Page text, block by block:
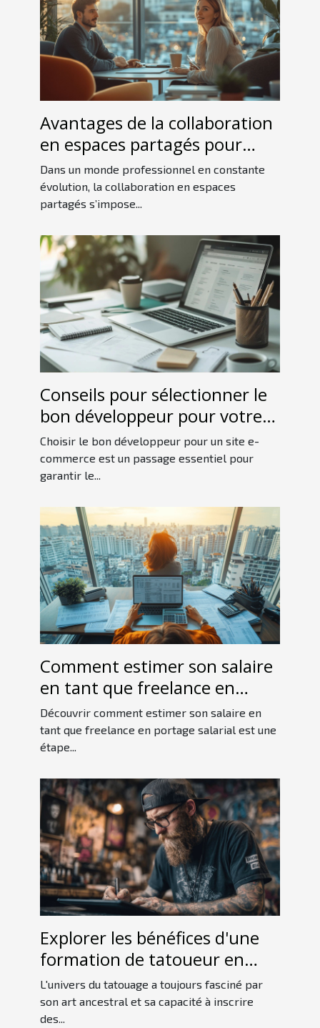
Avantages de la collaboration
en espaces partagés pour
professionnels
Dans un monde professionnel en constante
évolution, la collaboration en espaces
partagés s’impose...
Conseils pour sélectionner le
bon développeur pour votre
site e-commerce
Choisir le bon développeur pour un site e-
commerce est un passage essentiel pour
garantir le...
Comment estimer son salaire
en tant que freelance en
portage salarial
Découvrir comment estimer son salaire en
tant que freelance en portage salarial est une
étape...
Explorer les bénéfices d'une
formation de tatoueur en
ligne
L'univers du tatouage a toujours fasciné par
son art ancestral et sa capacité à inscrire
des...